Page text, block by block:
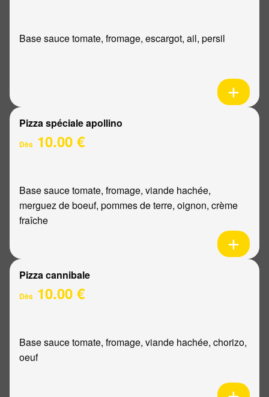
Base sauce tomate, fromage, escargot, ail, persil
Pizza spéciale apollino
Dès 10.00 €
Base sauce tomate, fromage, viande hachée,
merguez de boeuf, pommes de terre, oignon, crème
fraîche
Pizza cannibale
Dès 10.00 €
Base sauce tomate, fromage, viande hachée, chorizo,
oeuf